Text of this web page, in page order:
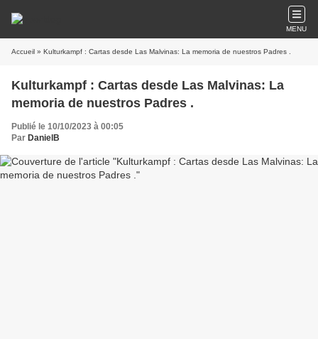
MENU
Accueil » Kulturkampf : Cartas desde Las Malvinas: La memoria de nuestros Padres .
Kulturkampf : Cartas desde Las Malvinas: La
memoria de nuestros Padres .
Publié le 10/10/2023 à 00:05
Par DanielB